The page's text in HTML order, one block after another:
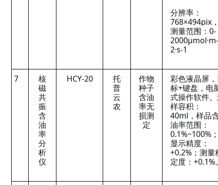
分辨率：
768×494pix
测量范围：0-
2·s-1
7
核
磁
共
振
含
油
率
分
析
仪
HCY-20
托
普
云
农
作物
种子
含油
率无
损测
定
彩色液晶屏
标+键盘，电
式操作软件
样容积：
40ml，样品
油率范围：
0.1%~100%
显示精度：
+0.2%；测量
定度：+0.1%